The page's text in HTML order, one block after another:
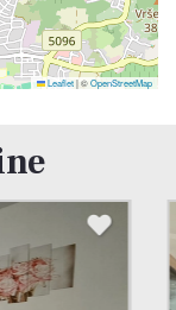
Leaflet|©OpenStreetMap